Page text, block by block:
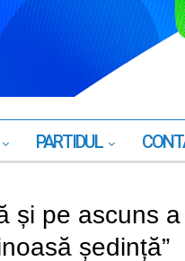
PARTIDUL
și pe ascuns
ședință”